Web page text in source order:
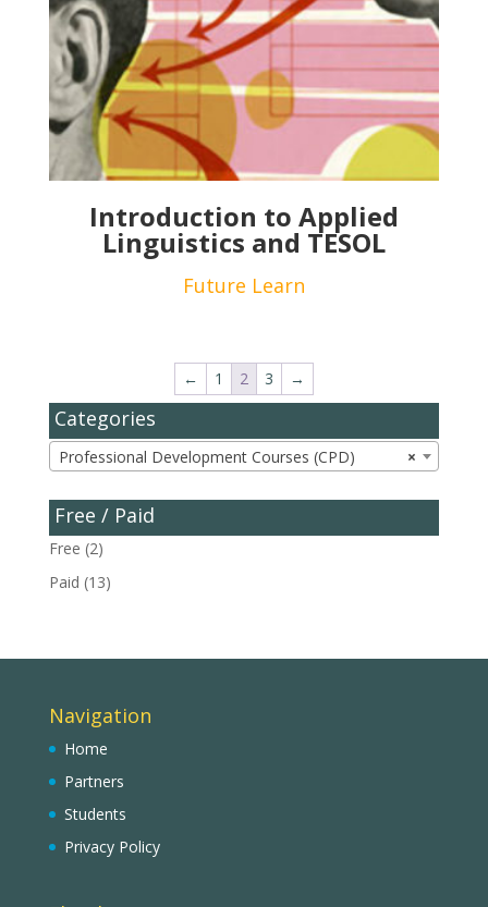
Introduction to Applied
Linguistics and TESOL
Future Learn
← 1 2 3 →
Categories
×
Professional Development Courses (CPD)
Free / Paid
Free (2)
Paid (13)
Navigation
Home
Partners
Students
Privacy Policy